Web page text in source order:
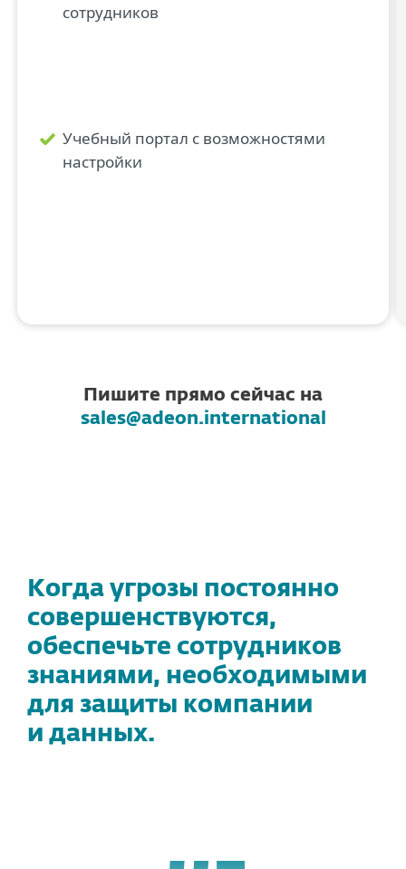
сотрудников
Учебный портал с возможностями
настройки
Пишите прямо сейчас на
sales@adeon.international
Когда угрозы постоянно
совершенствуются,
обеспечьте сотрудников
знаниями, необходимыми
для защиты компании
и данных.